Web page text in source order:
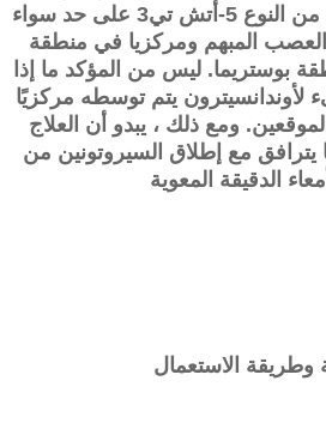
مستقبلات السيروتونين من النوع 5-أتش تي3 على حد سواء
المبهم ومركزيا في منطقة
بوستريما. ليس من المؤكد ما إذا
لأوندانسيترون يتم توسطه مركزيًا
ومع ذلك ، يبدو أن العلاج
يترافق مع إطلاق السيروتونين من
الدقيقة المعوية
وطريقة الاستعمال